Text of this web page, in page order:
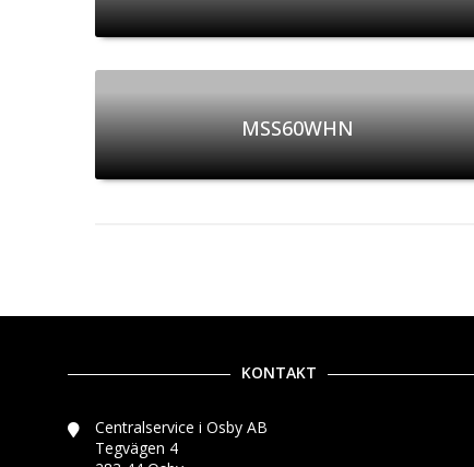
MSS60WHN
KONTAKT
Centralservice i Osby AB
Tegvägen 4